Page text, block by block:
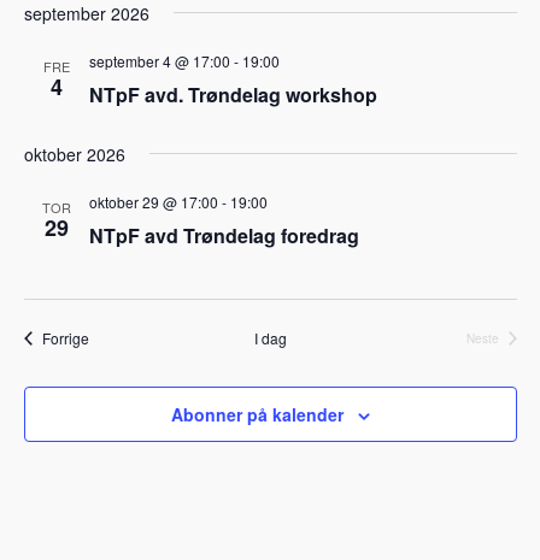
e
september 2026
FRE
4 NTpF avd. Trøndelag workshop
september 4 @ 17:00 - 19:00
oktober 2026
TOR
29 NTpF avd Trøndelag foredrag
oktober 29 @ 17:00 - 19:00
ForrigeArrangementer I dag
Neste
Abonner på kalender